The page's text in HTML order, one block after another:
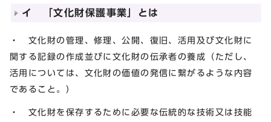
イ 「文化財保護事業」とは
・ 文化財の管理、修理、公開、復旧、活用及び文化財に
関する記録の作成並びに文化財の伝承者の養成（ただし、
活用については、文化財の価値の発信に繋がるような内容
であること。）
・ 文化財を保存するために必要な伝統的な技術又は技能